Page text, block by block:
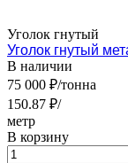
Уголок гнутый
Уголок гнутый
В наличии
75 000 ₽/тонна
150.87 ₽/
метр
В корзину